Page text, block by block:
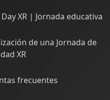
XR | Jornada educativa
de una Jornada de
XR
frecuentes